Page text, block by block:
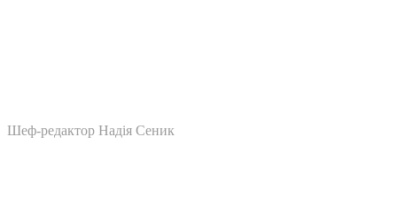
Шеф-редактор Надія Сеник